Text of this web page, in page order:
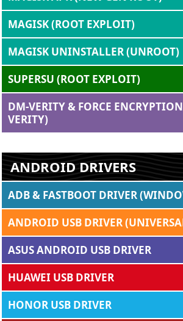
MAGISK (ROOT EXPLOIT)
MAGISK UNINSTALLER (UNROOT)
SUPERSU (ROOT EXPLOIT)
DM-VERITY & FORCE
VERITY)
ANDROID DRIVERS
ADB & FASTBOOT DRIVER
ANDROID USB DRIVER
ASUS ANDROID USB DRIVER
HUAWEI USB DRIVER
HONOR USB DRIVER